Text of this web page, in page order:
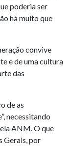
poderia ser
há muito que
convive
e de uma cultura
das
de as
necessitando
ANM. O que
Gerais, por